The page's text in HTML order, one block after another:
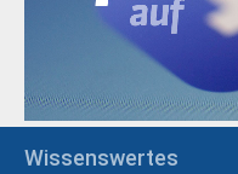
Wissenswertes